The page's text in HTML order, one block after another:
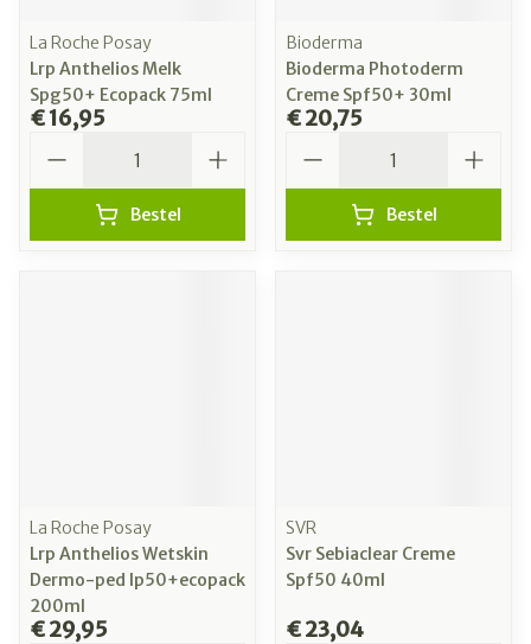
La Roche Posay
Lrp Anthelios Melk
Spg50+ Ecopack 75ml
€ 16,95
Bestel
Bioderma
Bioderma Photoderm
Creme Spf50+ 30ml
€ 20,75
Bestel
La Roche Posay
Lrp Anthelios Wetskin
Dermo-ped Ip50+ecopack
200ml
€ 29,95
SVR
Svr Sebiaclear Creme
Spf50 40ml
€ 23,04